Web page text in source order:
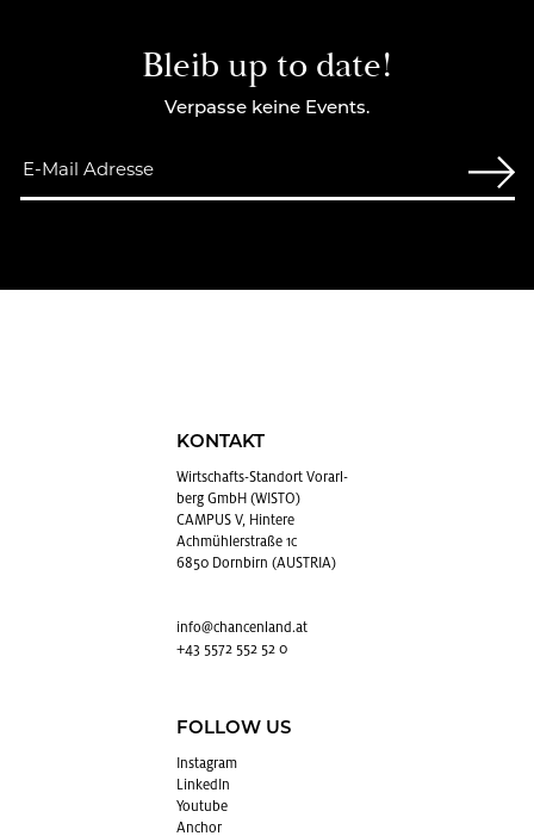
Bleib up to date!
Verpasse keine Events.
KONTAKT
Wirt­schafts-Stand­ort Vor­arl­
berg GmbH (WISTO)
CAMPUS V, Hintere
Achmühlerstraße 1c
6850 Dornbirn (AUSTRIA)
info@​chancenland.​at
+43 5572 552 52 0
FOLLOW US
In­sta­gram
Lin­kedIn
You­tube
An­chor